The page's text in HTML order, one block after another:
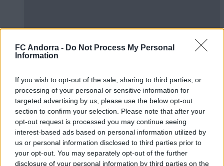
FC Andorra - Do Not Process My Personal
Information
If you wish to opt-out of the sale, sharing to third parties, or
processing of your personal or sensitive information for
targeted advertising by us, please use the below opt-out
section to confirm your selection. Please note that after your
opt-out request is processed you may continue seeing
interest-based ads based on personal information utilized by
us or personal information disclosed to third parties prior to
your opt-out. You may separately opt-out of the further
disclosure of your personal information by third parties on the
𝐒𝐡𝐨𝐨𝐭𝐢𝐧𝐠 oficial 📸✅
CLUB